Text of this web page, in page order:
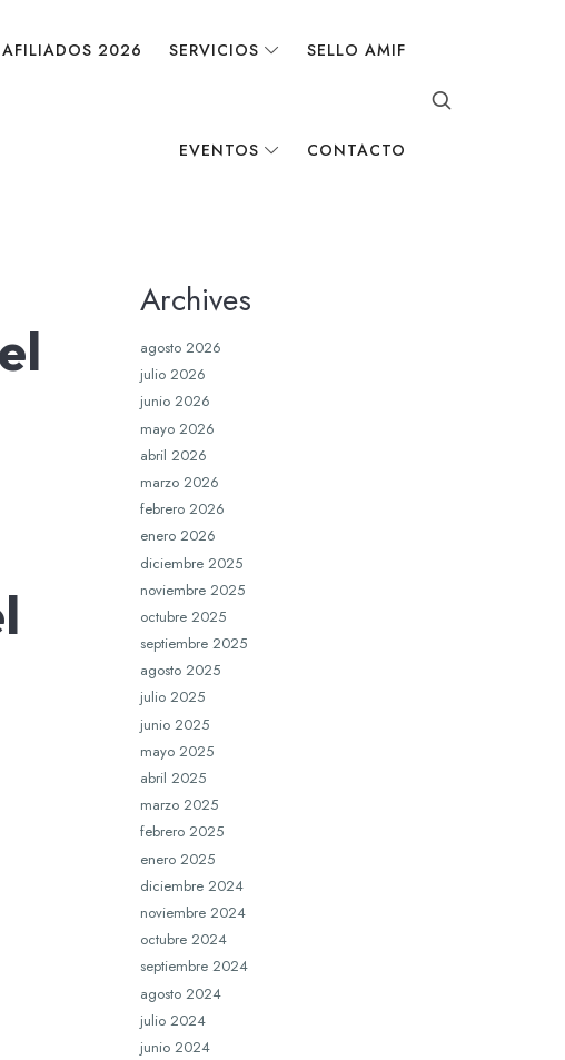
AFILIADOS 2026 SERVICIOS SELLO AMIF
EVENTOS CONTACTO
Archives
agosto 2026
julio 2026
junio 2026
mayo 2026
abril 2026
marzo 2026
febrero 2026
enero 2026
diciembre 2025
noviembre 2025
octubre 2025
septiembre 2025
agosto 2025
julio 2025
junio 2025
mayo 2025
abril 2025
marzo 2025
febrero 2025
enero 2025
diciembre 2024
noviembre 2024
octubre 2024
septiembre 2024
agosto 2024
julio 2024
junio 2024